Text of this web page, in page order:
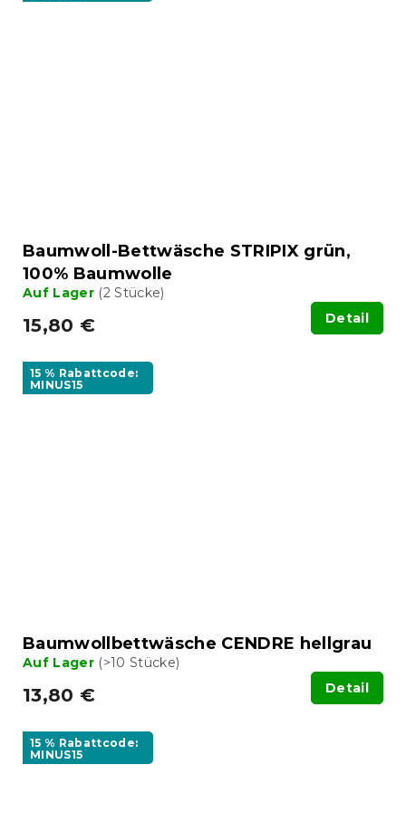
Baumwoll-Bettwäsche STRIPIX grün,
100% Baumwolle
Auf Lager (2 Stücke)
15,80 € Detail
15 % Rabattcode:
MINUS15
Baumwollbettwäsche CENDRE hellgrau
Auf Lager (>10 Stücke)
13,80 € Detail
15 % Rabattcode:
MINUS15